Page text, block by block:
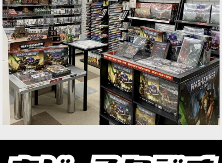
[スレイヴ・トゥ・ダークネス] オグロイド・セリ
ドン[83-63]
9,900円(税込)
1点
ゲーム「ウォーハンマー：エイジ・オヴ・シグマ
ー」スレイヴ・トゥ・ダークネスのバトルライン
ユニットとなるマルチパーツプラスチック製シタ
デルミニチュア3体。ボックスセット「スレイ
ヴ・トゥ・ダークネス・アー…
[スレイヴ・トゥ・ダークネス] ケイオス・ナイト
1点